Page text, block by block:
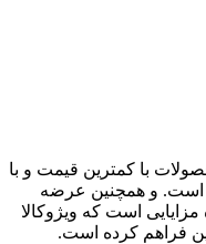
با کمترین قیمت و با
است. و همچنین عرضه
است که ویژوکالا
فراهم کرده است.